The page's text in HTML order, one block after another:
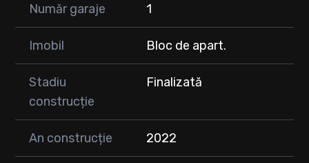
Număr garaje 1
Imobil Bloc de apart.
Stadiu
construcție
Finalizată
An construcție 2022